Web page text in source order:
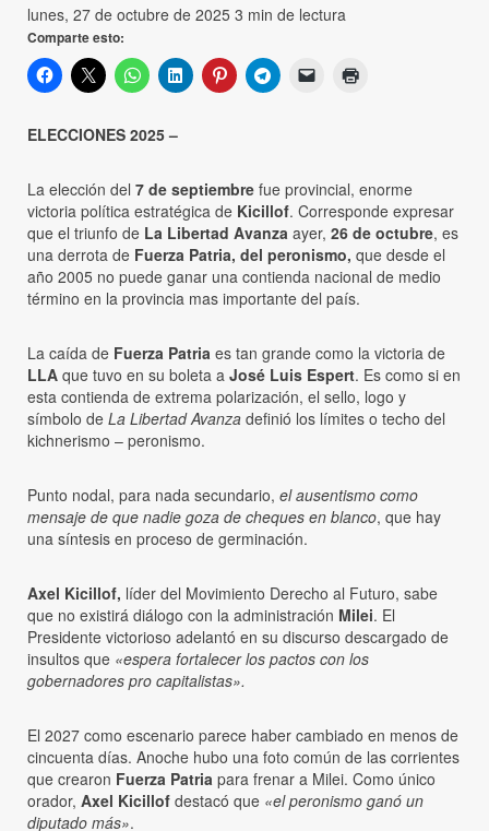
lunes, 27 de octubre de 2025 3 min de lectura
Comparte esto:
ELECCIONES 2025 –
La elección del 7 de septiembre fue provincial, enorme
victoria política estratégica de Kicillof. Corresponde expresar
que el triunfo de La Libertad Avanza ayer, 26 de octubre, es
una derrota de Fuerza Patria, del peronismo, que desde el
año 2005 no puede ganar una contienda nacional de medio
término en la provincia mas importante del país.
La caída de Fuerza Patria es tan grande como la victoria de
LLA que tuvo en su boleta a José Luis Espert. Es como si en
esta contienda de extrema polarización, el sello, logo y
símbolo de La Libertad Avanza definió los límites o techo del
kichnerismo – peronismo.
Punto nodal, para nada secundario, el ausentismo como
mensaje de que nadie goza de cheques en blanco, que hay
una síntesis en proceso de germinación.
Axel Kicillof, líder del Movimiento Derecho al Futuro, sabe
que no existirá diálogo con la administración Milei. El
Presidente victorioso adelantó en su discurso descargado de
insultos que «espera fortalecer los pactos con los
gobernadores pro capitalistas».
El 2027 como escenario parece haber cambiado en menos de
cincuenta días. Anoche hubo una foto común de las corrientes
que crearon Fuerza Patria para frenar a Milei. Como único
orador, Axel Kicillof destacó que «el peronismo ganó un
diputado más».